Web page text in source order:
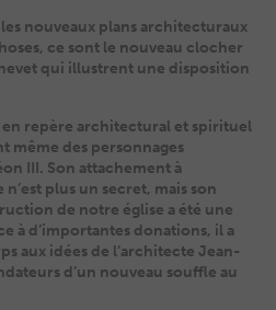
nouveaux plans architecturaux
ce sont le nouveau clocher
qui illustrent une disposition
en repère architectural et spirituel
même des personnages
III. Son attachement à
plus un secret, mais son
de notre église a été une
à d’importantes donations, il a
aux idées de l’architecte Jean-
d’un nouveau souffle au